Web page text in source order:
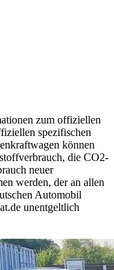
zum offiziellen
spezifischen
können
die CO2-
neuer
werden, der an allen
Automobil
unentgeltlich